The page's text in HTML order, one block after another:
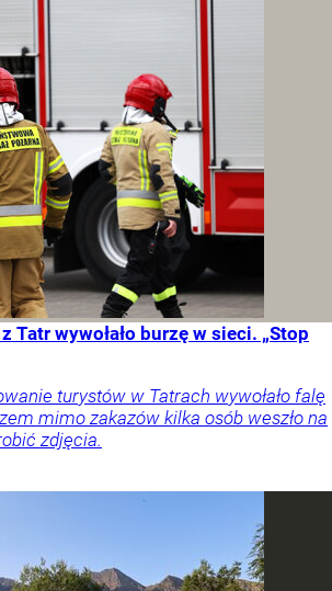
Tatr wywołało burzę w sieci. „Stop
turystów w Tatrach wywołało falę
mimo zakazów kilka osób weszło na
zdjęcia.